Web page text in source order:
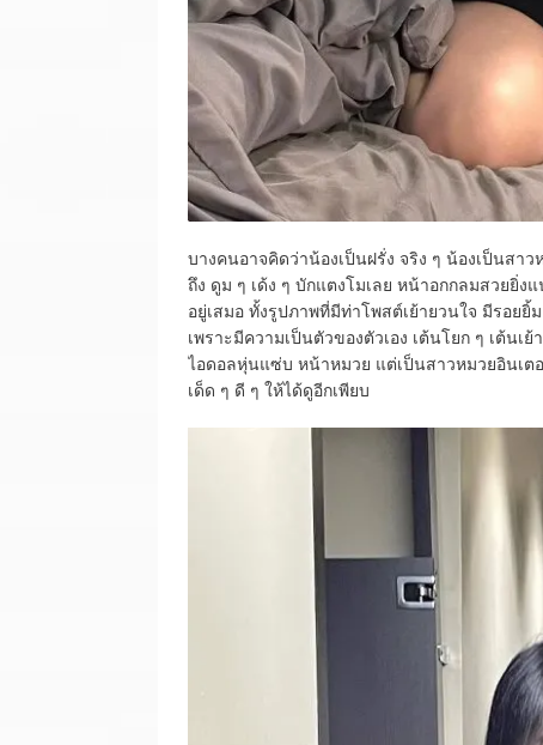
บางคนอาจคิดว่าน้องเป็นฝรั่ง จริง ๆ น้องเป็นสา
ถึง ดูม ๆ เด้ง ๆ บักแตงโมเลย หน้าอกกลมสวยยิ่
อยู่เสมอ ทั้งรูปภาพที่มีท่าโพสต์เย้ายวนใจ มีรอย
เพราะมีความเป็นตัวของตัวเอง เต้นโยก ๆ เต้นเ
ไอดอลหุ่นแซ่บ หน้าหมวย แต่เป็นสาวหมวยอินเต
เด็ด ๆ ดี ๆ ให้ได้ดูอีกเพียบ